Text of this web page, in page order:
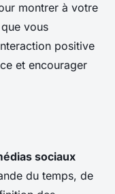
montrer à votre
vous
positive
et encourager
sociaux
du temps, de